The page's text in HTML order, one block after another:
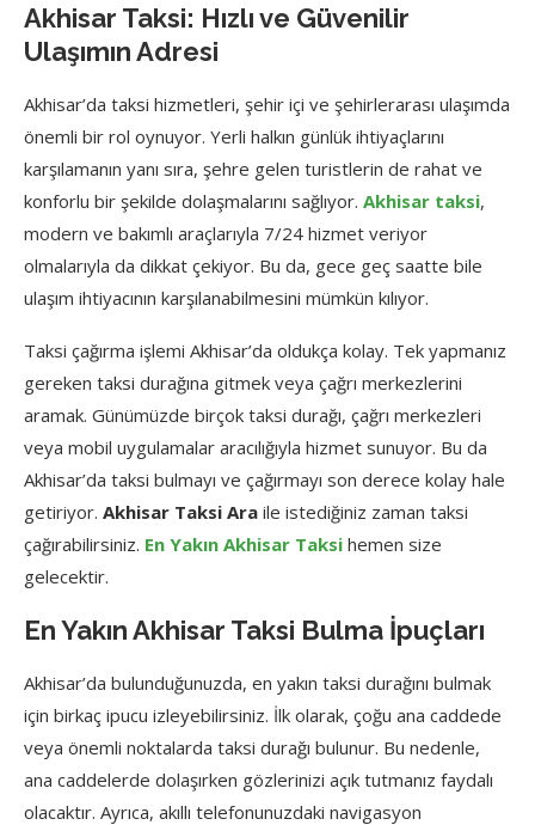
Akhisar Taksi: Hızlı ve Güvenilir
Ulaşımın Adresi
Akhisar’da taksi hizmetleri, şehir içi ve şehirlerarası ulaşımda
önemli bir rol oynuyor. Yerli halkın günlük ihtiyaçlarını
karşılamanın yanı sıra, şehre gelen turistlerin de rahat ve
konforlu bir şekilde dolaşmalarını sağlıyor. Akhisar taksi,
modern ve bakımlı araçlarıyla 7/24 hizmet veriyor
olmalarıyla da dikkat çekiyor. Bu da, gece geç saatte bile
ulaşım ihtiyacının karşılanabilmesini mümkün kılıyor.
Taksi çağırma işlemi Akhisar’da oldukça kolay. Tek yapmanız
gereken taksi durağına gitmek veya çağrı merkezlerini
aramak. Günümüzde birçok taksi durağı, çağrı merkezleri
veya mobil uygulamalar aracılığıyla hizmet sunuyor. Bu da
Akhisar’da taksi bulmayı ve çağırmayı son derece kolay hale
getiriyor. Akhisar Taksi Ara ile istediğiniz zaman taksi
çağırabilirsiniz. En Yakın Akhisar Taksi hemen size
gelecektir.
En Yakın Akhisar Taksi Bulma İpuçları
Akhisar’da bulunduğunuzda, en yakın taksi durağını bulmak
için birkaç ipucu izleyebilirsiniz. İlk olarak, çoğu ana caddede
veya önemli noktalarda taksi durağı bulunur. Bu nedenle,
ana caddelerde dolaşırken gözlerinizi açık tutmanız faydalı
olacaktır. Ayrıca, akıllı telefonunuzdaki navigasyon